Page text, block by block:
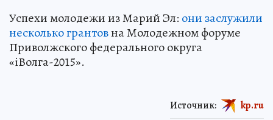
Успехи молодежи из Марий Эл: они заслужили
несколько грантовна Молодежном форуме
Приволжского федерального округа
«iВолга-2015».
Источник: kp.ru